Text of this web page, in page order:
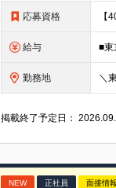
応募資格
給与
勤務地
掲載終了予定日：
NEW 正社員 面接情